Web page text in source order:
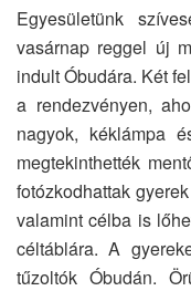
Egyesületünk
vasárnap reggel új
indult Óbudára. Két
a rendezvényen,
nagyok, kéklámpa
megtekinthették
fotózkodhattak
valamint célba is
céltáblára. A
tűzoltók Óbudán.